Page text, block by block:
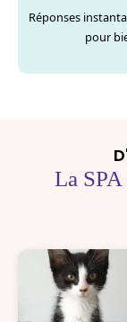
Réponses
pour
La